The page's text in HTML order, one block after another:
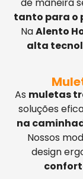
tanto para o
NaAlento
alta
As muletas
soluções
na
Nossos
design